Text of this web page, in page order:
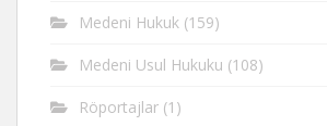
Medeni Hukuk (159)
Medeni Usul Hukuku (108)
Röportajlar (1)